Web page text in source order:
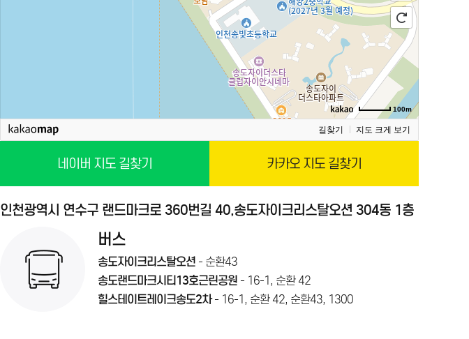
100m
길찾기 지도 크게 보기
네이버 지도 길찾기 카카오 지도 길찾기
인천광역시 연수구 랜드마크로 360번길 40,송도자이크리스탈오션 304동 1층
버스
송도자이크리스탈오션 - 순환43
송도랜드마크시티13호근린공원 - 16-1, 순환 42
힐스테이트레이크송도2차- 16-1, 순환 42, 순환43, 1300